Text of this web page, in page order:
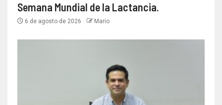
Semana Mundial de la Lactancia.
6 de agosto de 2026 Mario